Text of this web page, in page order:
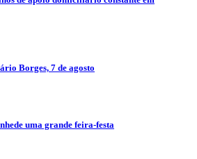
Borges, 7 de agosto
uma grande feira-festa